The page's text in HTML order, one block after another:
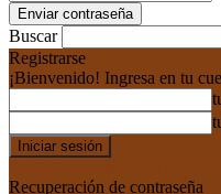
Buscar
Registrarse
¡Bienvenido! Ingresa en tu
Recuperación de contraseña